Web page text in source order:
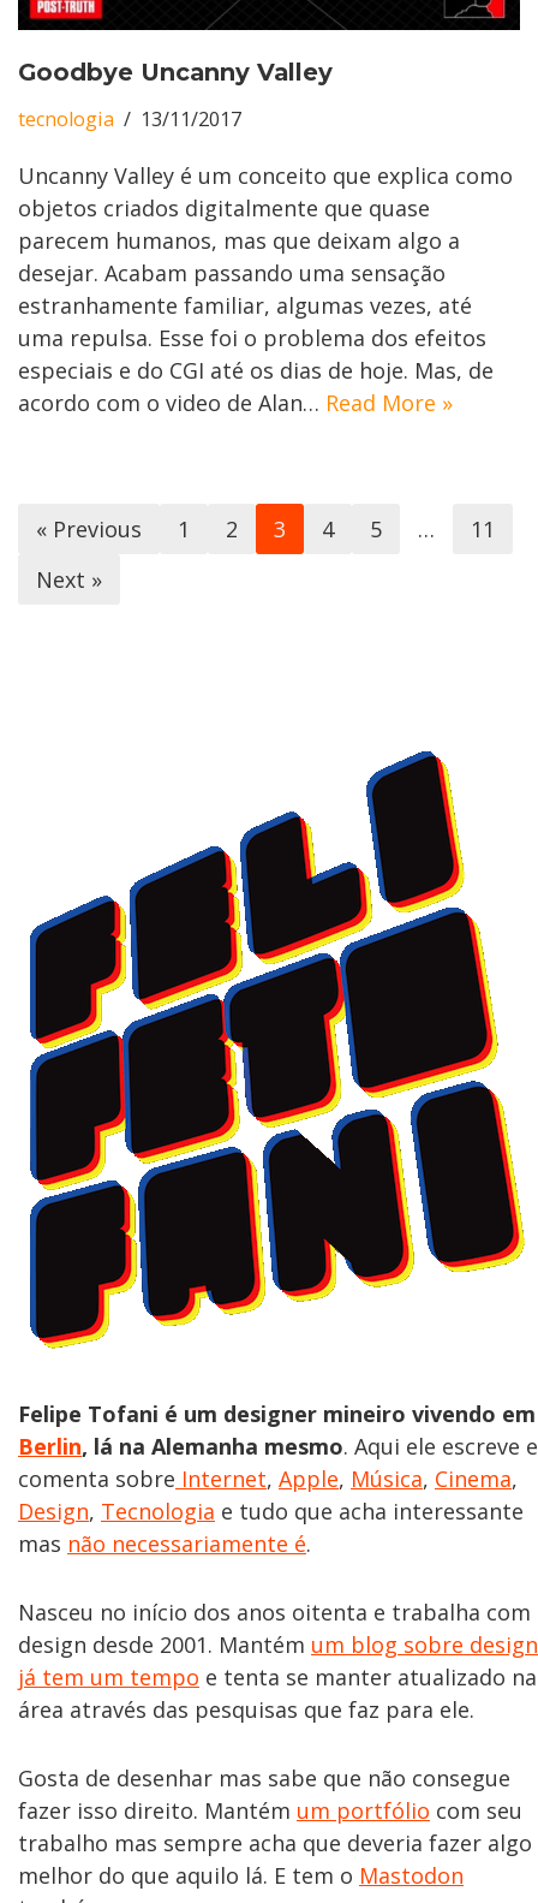
Goodbye Uncanny Valley
tecnologia 13/11/2017
Uncanny Valley é um conceito que explica como
objetos criados digitalmente que quase
parecem humanos, mas que deixam algo a
desejar. Acabam passando uma sensação
estranhamente familiar, algumas vezes, até
uma repulsa. Esse foi o problema dos efeitos
especiais e do CGI até os dias de hoje. Mas, de
acordo com o video de Alan… Read More »
« Previous 1 2 3 4 5 …
11
Next »
Felipe Tofani é um designer mineiro vivendo em
Berlin, lá na Alemanha mesmo. Aqui ele escreve e
comenta sobre Internet, Apple, Música, Cinema,
Design, Tecnologia e tudo que acha interessante
mas não necessariamente é.
Nasceu no início dos anos oitenta e trabalha com
design desde 2001. Mantém um blog sobre design
já tem um tempo e tenta se manter atualizado na
área através das pesquisas que faz para ele.
Gosta de desenhar mas sabe que não consegue
fazer isso direito. Mantém um portfólio com seu
trabalho mas sempre acha que deveria fazer algo
melhor do que aquilo lá. E tem o Mastodon